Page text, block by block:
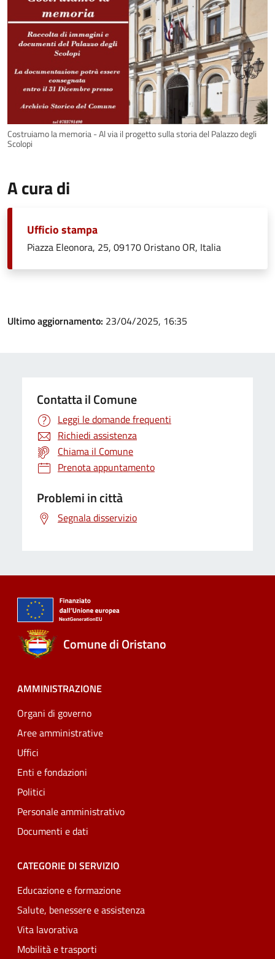
Costruiamo la memoria - Al via il progetto sulla storia del Palazzo degli
Scolopi
A cura di
Ufficio stampa
Piazza Eleonora, 25, 09170 Oristano OR, Italia
Ultimo aggiornamento: 23/04/2025, 16:35
Contatta il Comune
Leggi le domande frequenti
Richiedi assistenza
Chiama il Comune
Prenota appuntamento
Problemi in città
Segnala disservizio
Comune di Oristano
AMMINISTRAZIONE
Organi di governo
Aree amministrative
Uffici
Enti e fondazioni
Politici
Personale amministrativo
Documenti e dati
CATEGORIE DI SERVIZIO
Educazione e formazione
Salute, benessere e assistenza
Vita lavorativa
Mobilità e trasporti